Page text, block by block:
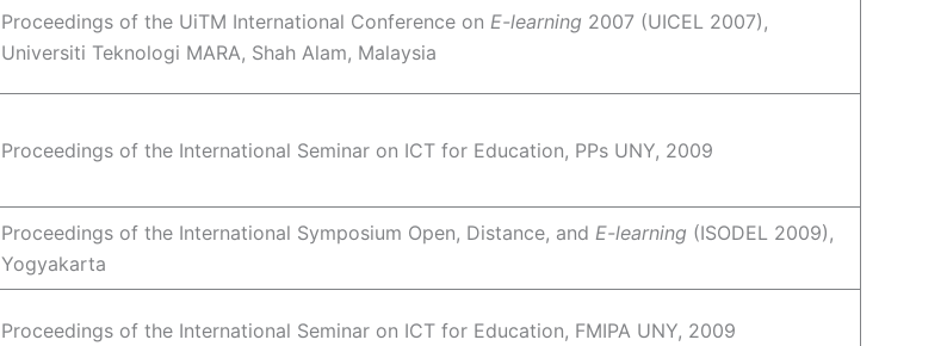
Proceedings of the UiTM International Conference on E-learning 2007 (UICEL 2007),
Universiti Teknologi MARA, Shah Alam, Malaysia
Proceedings of the International Seminar on ICT for Education, PPs UNY, 2009
Proceedings of the International Symposium Open, Distance, and E-learning (ISODEL 2009),
Yogyakarta
Proceedings of the International Seminar on ICT for Education, FMIPA UNY, 2009